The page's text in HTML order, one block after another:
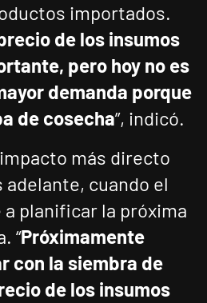
importados.
de los insumos
pero hoy no es
demanda porque
de cosecha”, indicó.
más directo
adelante, cuando el
planificar la próxima
“Próximamente
con la siembra de
de los insumos